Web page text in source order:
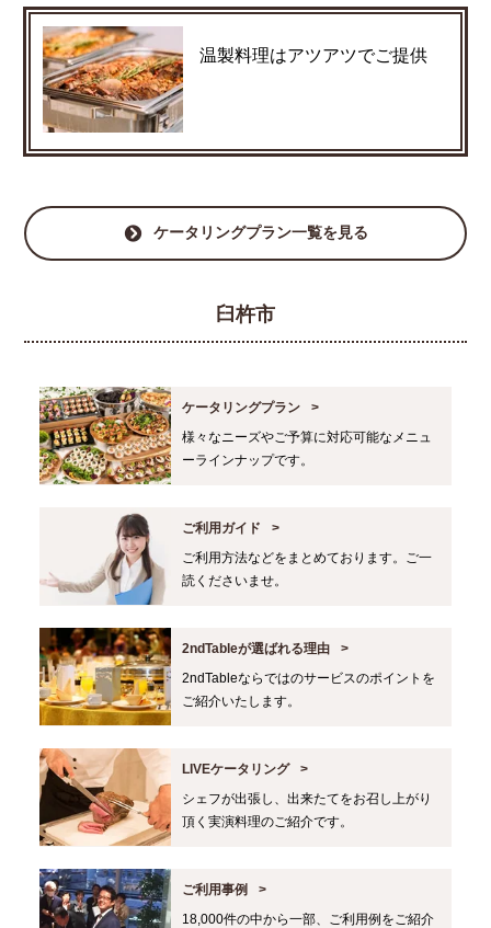
温製料理はアツアツでご提供
ケータリングプラン一覧を見る
臼杵市
ケータリングプラン
様々なニーズやご予算に対応可能なメニュ
ーラインナップです。
ご利用ガイド
ご利用方法などをまとめております。ご一
読くださいませ。
2ndTableが選ばれる理由
2ndTableならではのサービスのポイントを
ご紹介いたします。
LIVEケータリング
シェフが出張し、出来たてをお召し上がり
頂く実演料理のご紹介です。
ご利用事例
18,000件の中から一部、ご利用例をご紹介